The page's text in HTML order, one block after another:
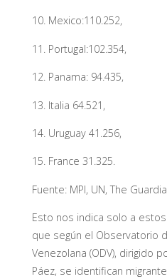
10. Mexico:110.252,
11. Portugal:102.354,
12. Panama: 94.435,
13. Italia 64.521,
14. Uruguay 41.256,
15. France 31.325.
Fuente: MPI, UN, The
Esto nos indica solo a
que según el Observatorio
Venezolana (ODV), dirigido
Páez, se identifican